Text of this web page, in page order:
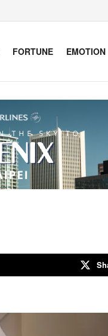
FORTUNE EMOTION